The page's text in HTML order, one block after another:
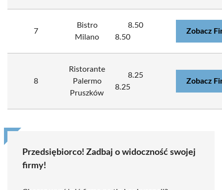
7
Bistro
Milano
8.50
8.50
Zobacz
8
Ristorante
Palermo
Pruszków
8.25
8.25
Zobacz
Przedsiębiorco! Zadbaj o widoczność swojej
firmy!